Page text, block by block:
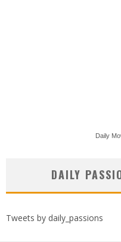
Daily
DAILY
Tweets by daily_passions